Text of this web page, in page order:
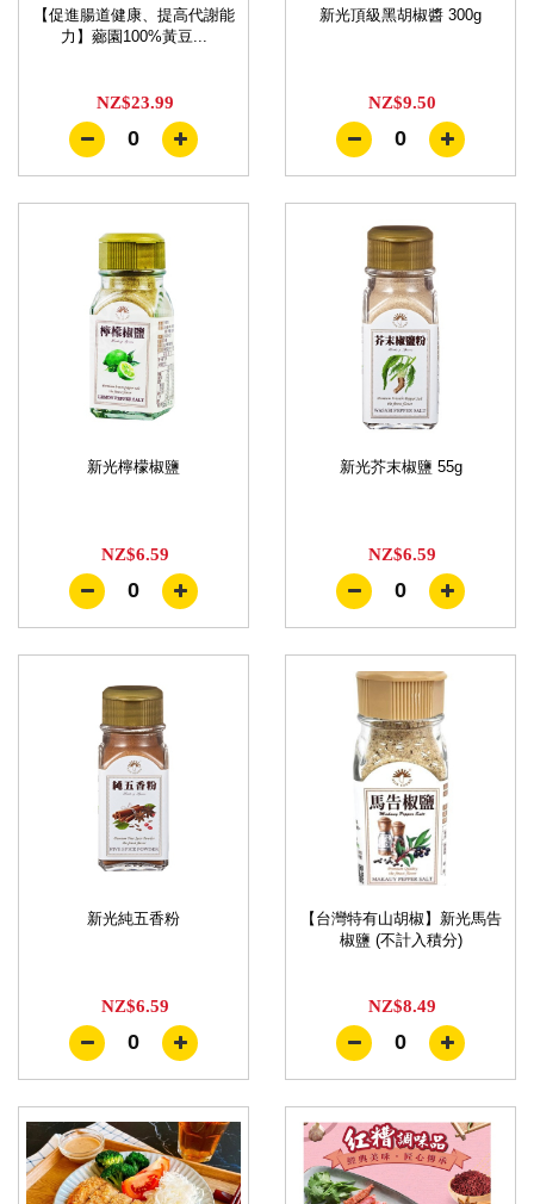
【促進腸道健康、提高代謝能
力】薌園100%黃豆...
NZ$23.99
0
新光頂級黑胡椒醬 300g
NZ$9.50
0
新光檸檬椒鹽
NZ$6.59
0
新光芥末椒鹽 55g
NZ$6.59
0
新光純五香粉
NZ$6.59
0
【台灣特有山胡椒】新光馬告
椒鹽 (不計入積分)
NZ$8.49
0